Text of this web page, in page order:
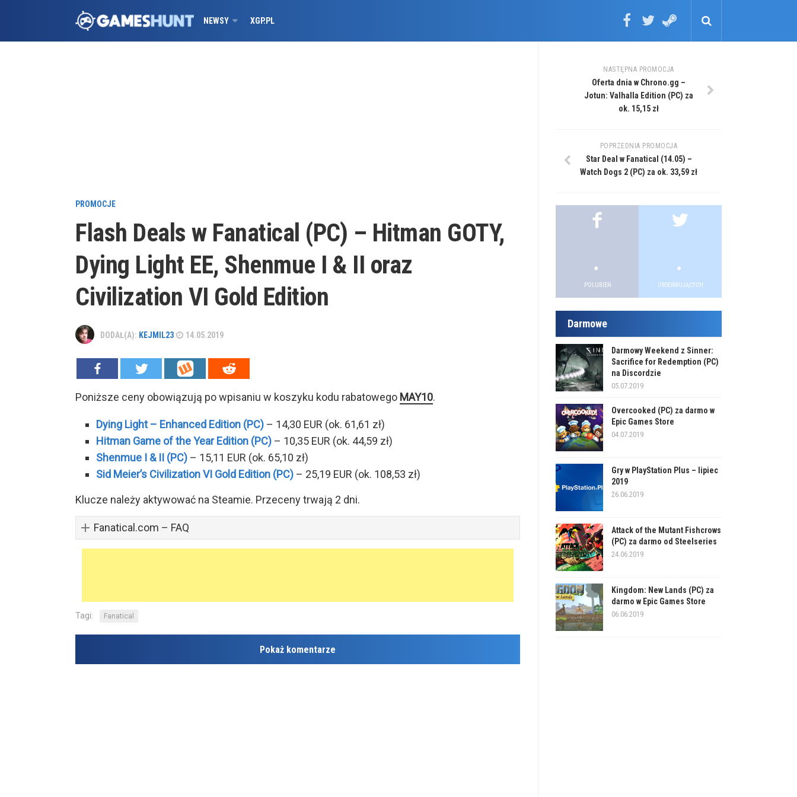
NEWSY XGP.PL
PROMOCJE
Flash Deals w Fanatical (PC) – Hitman GOTY,
Dying Light EE, Shenmue I & II oraz
Civilization VI Gold Edition
DODAŁ(A): KEJMIL23 14.05.2019
Poniższe ceny obowiązują po wpisaniu w koszyku kodu rabatowego MAY10.
Dying Light – Enhanced Edition (PC) – 14,30 EUR (ok. 61,61 zł)
Hitman Game of the Year Edition (PC) – 10,35 EUR (ok. 44,59 zł)
Shenmue I & II (PC) – 15,11 EUR (ok. 65,10 zł)
Sid Meier’s Civilization VI Gold Edition (PC) – 25,19 EUR (ok. 108,53 zł)
Klucze należy aktywować na Steamie. Przeceny trwają 2 dni.
Fanatical.com – FAQ
Tagi: Fanatical
Pokaż komentarze
NASTĘPNA PROMOCJA
Oferta dnia w Chrono.gg –
Jotun: Valhalla Edition (PC) za
ok. 15,15 zł
POPRZEDNIA PROMOCJA
Star Deal w Fanatical (14.05) –
Watch Dogs 2 (PC) za ok. 33,59 zł
..
POLUBIEŃ
..
OBSERWUJĄCYCH
Darmowe
Darmowy Weekend z Sinner:
Sacrifice for Redemption (PC)
na Discordzie
05.07.2019
Overcooked (PC) za darmo w
Epic Games Store
04.07.2019
Gry w PlayStation Plus – lipiec
2019
26.06.2019
Attack of the Mutant Fishcrows
(PC) za darmo od Steelseries
24.06.2019
Kingdom: New Lands (PC) za
darmo w Epic Games Store
06.06.2019